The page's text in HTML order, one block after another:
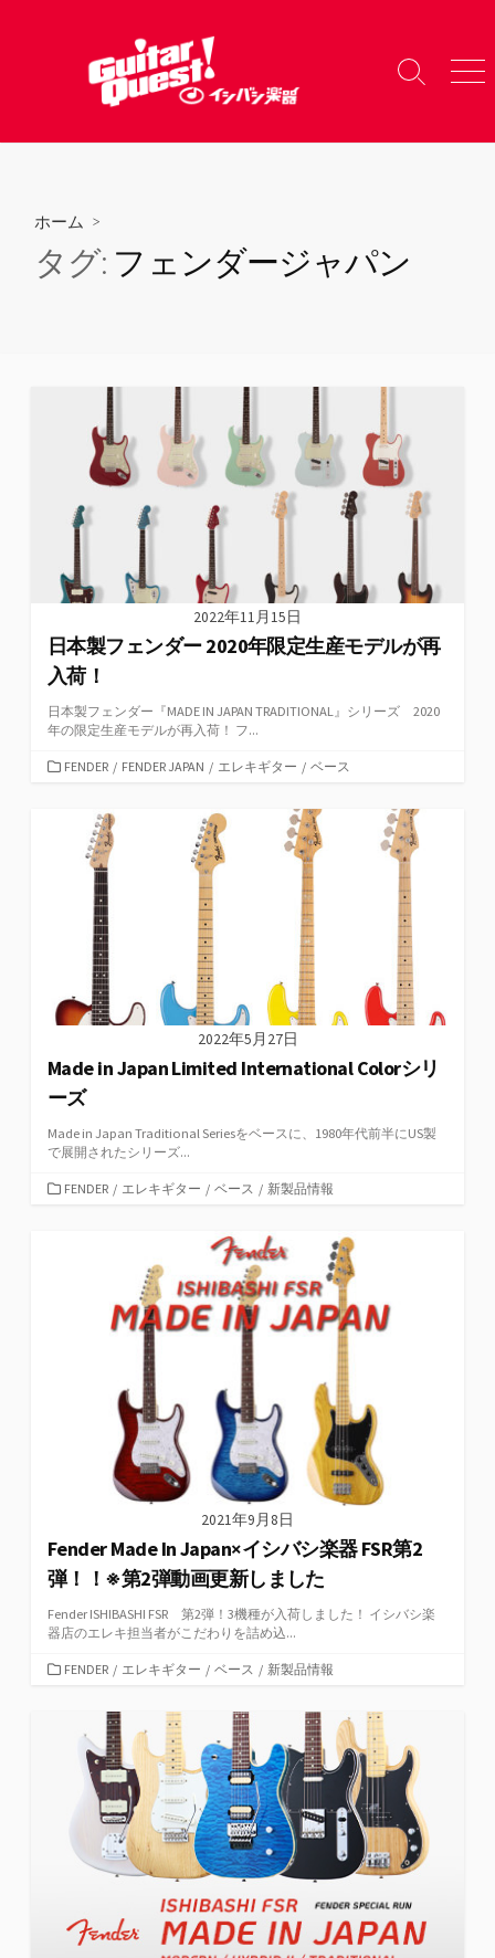
へ
検
り
メ
ー
ホーム >
タグ: フェンダージャパン
2022年11月15日
日本製フェンダー 2020年限定生産モデルが再
入荷！
日本製フェンダー『MADE IN JAPAN TRADITIONAL』シリーズ 2020
年の限定生産モデルが再入荷！ フ...
カFENDER / FENDER JAPAN / エレキギター / ベース
2022年5月27日
Made in Japan Limited International Colorシリ
ーズ
Made in Japan Traditional Seriesをベースに、1980年代前半にUS製
で展開されたシリーズ...
カFENDER / エレキギター / ベース / 新製品情報
2021年9月8日
Fender Made In Japan×イシバシ楽器 FSR第2
弾！！※第2弾動画更新しました
Fender ISHIBASHI FSR 第2弾！3機種が入荷しました！ イシバシ楽
器店のエレキ担当者がこだわりを詰め込...
カFENDER / エレキギター / ベース / 新製品情報